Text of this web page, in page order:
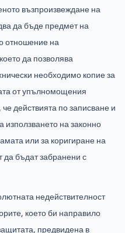
възпроизвеждане на
да бъде предмет на
отношение на
да позволява
необходимо копие за
от упълномощения
действията по записване и
на законно
или за коригиране на
да бъдат забранени с
недействителност
което би направило
предвидена в